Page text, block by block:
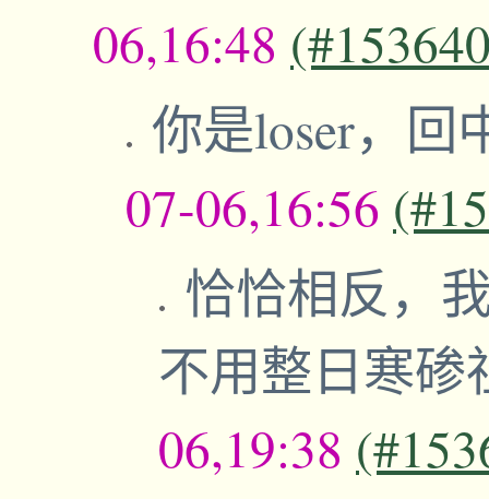
06,16:48
你是loser，
07-06,16:56
恰恰相反，
不用整日寒
06,19:38